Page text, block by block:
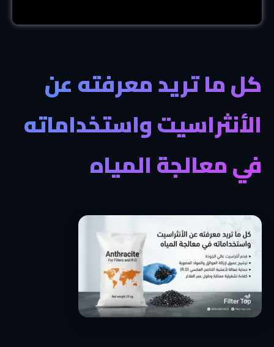
كل ما تريد معرفته عن
الأنثراسيت واستخداماته
في معالجة المياه